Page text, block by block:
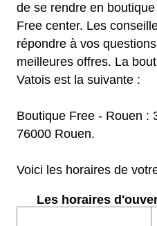
de se rendre en
Free center. Les
répondre à vos
meilleures offres. La
Vatois est la suivante :
Boutique Free - Rouen :
76000 Rouen.
Voici les horaires de
Les horaires